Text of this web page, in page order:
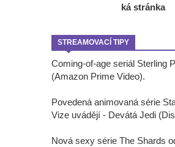
ká stránka
STREAMOVACÍ TIPY
Coming-of-age seriál Sterling
(Amazon Prime Video).
Povedená animovaná série
Vize uvádějí - Devátá Jedi
Nová sexy série The Shards